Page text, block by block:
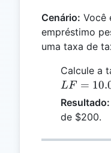
Cenário: Você
empréstimo
uma taxa de
Calcule a
LF =
Resultado:
de $200.